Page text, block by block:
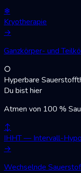
❄
Kryotherapie
→
Ganzkörper- und
○
Hyperbare
Du bist hier
Atmen von 100 %
↕
IHHT — Intervall-
→
Wechselnde